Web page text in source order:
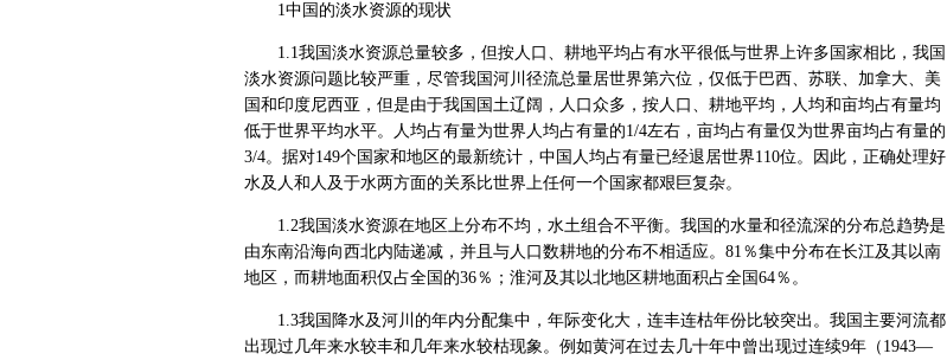
1中国的淡水资源的现状
1.1我国淡水资源总量较多，但按人口、耕地平均占有水平很低与世界上许多国家相比，我国
淡水资源问题比较严重，尽管我国河川径流总量居世界第六位，仅低于巴西、苏联、加拿大、美
国和印度尼西亚，但是由于我国国土辽阔，人口众多，按人口、耕地平均，人均和亩均占有量均
低于世界平均水平。人均占有量为世界人均占有量的1/4左右，亩均占有量仅为世界亩均占有量的
3/4。据对149个国家和地区的最新统计，中国人均占有量已经退居世界110位。因此，正确处理好
水及人和人及于水两方面的关系比世界上任何一个国家都艰巨复杂。
1.2我国淡水资源在地区上分布不均，水土组合不平衡。我国的水量和径流深的分布总趋势是
由东南沿海向西北内陆递减，并且与人口数耕地的分布不相适应。81％集中分布在长江及其以南
地区，而耕地面积仅占全国的36％；淮河及其以北地区耕地面积占全国64％。
1.3我国降水及河川的年内分配集中，年际变化大，连丰连枯年份比较突出。我国主要河流都
出现过几年来水较丰和几年来水较枯现象。例如黄河在过去几十年中曾出现过连续9年（1943—